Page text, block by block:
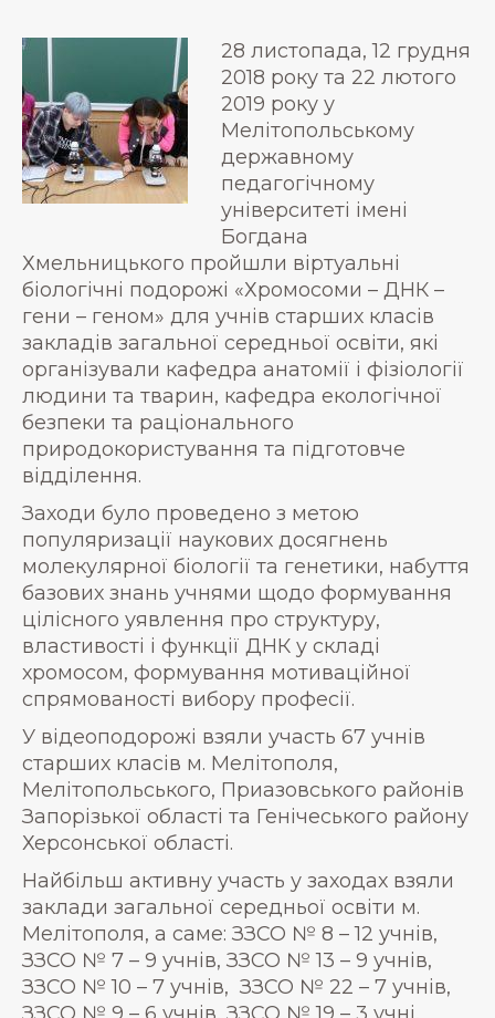
28 листопада, 12 грудня
2018 року та 22 лютого
2019 року у
Мелітопольському
державному
педагогічному
університеті імені
Богдана
Хмельницького пройшли віртуальні
біологічні подорожі «Хромосоми – ДНК –
гени – геном» для учнів старших класів
закладів загальної середньої освіти, які
організували кафедра анатомії і фізіології
людини та тварин, кафедра екологічної
безпеки та раціонального
природокористування та підготовче
відділення.
Заходи було проведено з метою
популяризації наукових досягнень
молекулярної біології та генетики, набуття
базових знань учнями щодо формування
цілісного уявлення про структуру,
властивості і функції ДНК у складі
хромосом, формування мотиваційної
спрямованості вибору професії.
У відеоподорожі взяли участь 67 учнів
старших класів м. Мелітополя,
Мелітопольського, Приазовського районів
Запорізької області та Генічеського району
Херсонської області.
Найбільш активну участь у заходах взяли
заклади загальної середньої освіти м.
Мелітополя, а саме: ЗЗСО № 8 – 12 учнів,
ЗЗСО № 7 – 9 учнів, ЗЗСО № 13 – 9 учнів,
ЗЗСО № 10 – 7 учнів, ЗЗСО № 22 – 7 учнів,